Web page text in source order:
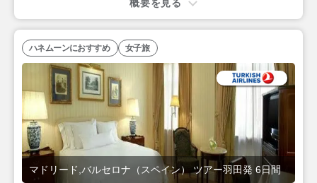
概要を見る
マドリード,バルセロナ（スペイン） ツアー羽田発 6日間
ハネムーンにおすすめ 女子旅